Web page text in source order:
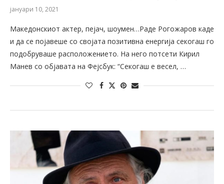
јануари 10, 2021
Македонскиот актер, пејач, шоумен…Раде Рогожаров каде
и да се појавеше со својата позитивна енергија секогаш го
подобруваше расположението. На него потсети Кирил
Манев со објавата на Фејсбук: “Секогаш е весел, …